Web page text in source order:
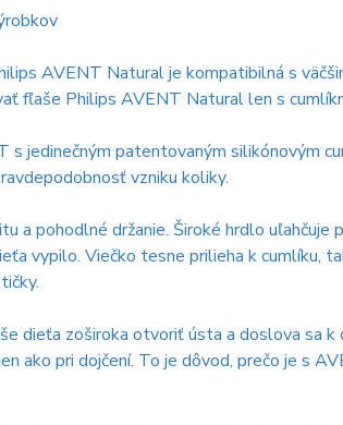
AVENT Natural je kompatibilná s
fľaše Philips AVENT Natural len s
s jedinečným patentovaným silikónovým
vzniku koliky.
a pohodlné držanie. Široké hrdlo uľahčuje
vypilo. Viečko tesne prilieha k cumlíku,
dieťa zoširoka otvoriť ústa a doslova sa
ako pri dojčení. To je dôvod, prečo je s